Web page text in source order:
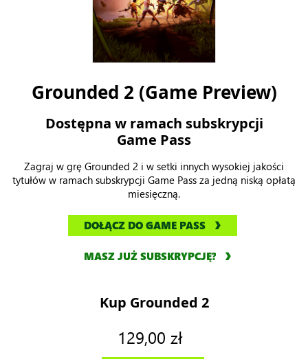
Grounded 2 (Game Preview)
Dostępna w ramach subskrypcji
Game Pass
Zagraj w grę Grounded 2 i w setki innych wysokiej jakości
tytułów w ramach subskrypcji Game Pass za jedną niską opłatą
miesięczną.
DOŁĄCZ DO GAME PASS
MASZ JUŻ SUBSKRYPCJĘ?
Kup Grounded 2
129,00 zł